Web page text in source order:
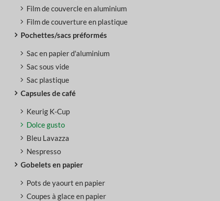
Film de couvercle en aluminium
Film de couverture en plastique
Pochettes/sacs préformés
Sac en papier d'aluminium
Sac sous vide
Sac plastique
Capsules de café
Keurig K-Cup
Dolce gusto
Bleu Lavazza
Nespresso
Gobelets en papier
Pots de yaourt en papier
Coupes à glace en papier